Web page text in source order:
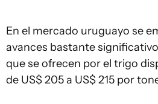
En el mercado uruguayo se
avances bastante
que se ofrecen por el trigo
de US$ 205 a US$ 215 por